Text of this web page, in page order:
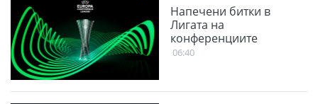
Напечени битки в
Лигата на
конференциите
06:40